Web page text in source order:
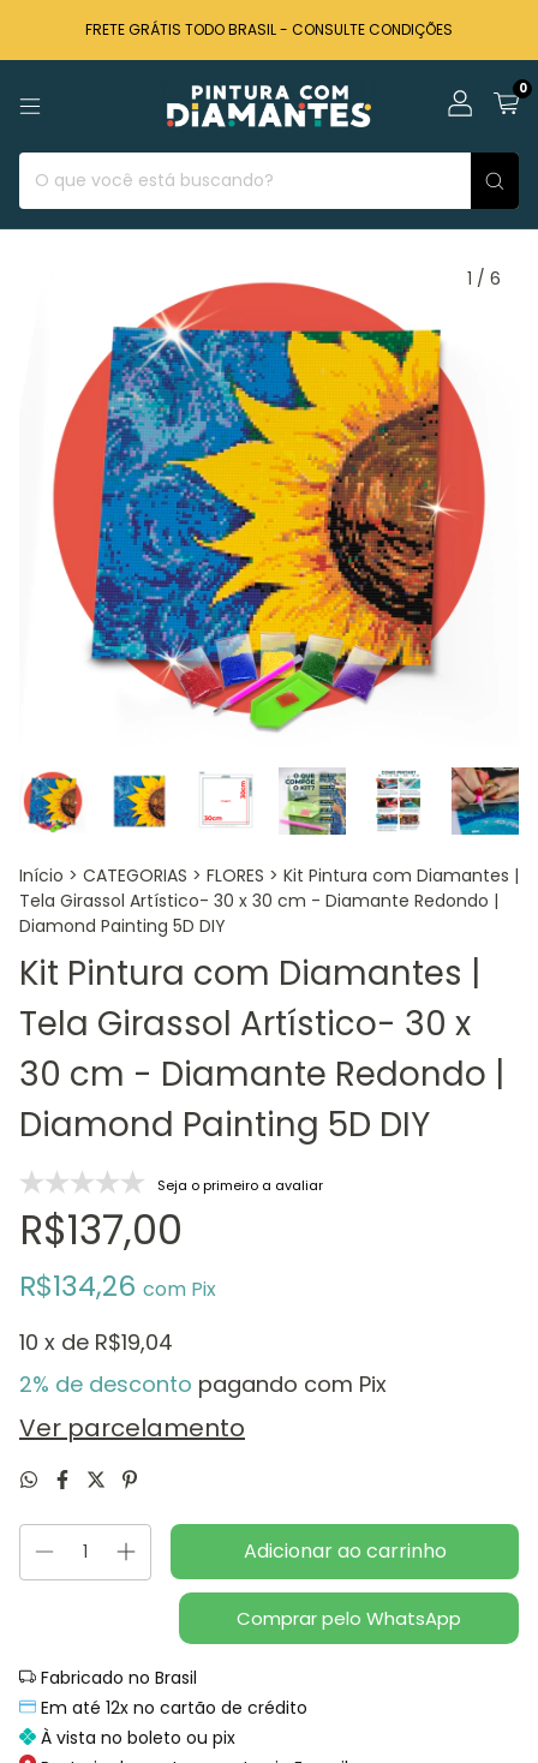
FRETE GRÁTIS TODO BRASIL - CONSULTE CONDIÇÕES
0
1 / 6
Início > CATEGORIAS > FLORES > Kit Pintura com Diamantes |
Tela Girassol Artístico- 30 x 30 cm - Diamante Redondo |
Diamond Painting 5D DIY
Kit Pintura com Diamantes |
Tela Girassol Artístico- 30 x
30 cm - Diamante Redondo |
Diamond Painting 5D DIY
Seja o primeiro a avaliar
R$137,00
R$134,26 com Pix
10 x de R$19,04
2% de desconto pagando com Pix
Ver parcelamento
Comprar pelo WhatsApp
Fabricado no Brasil
Em até 12x no cartão de crédito
À vista no boleto ou pix